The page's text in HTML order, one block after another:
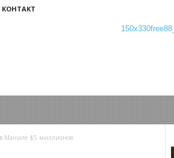
КОНТАКТ
Маниле $5 миллионов